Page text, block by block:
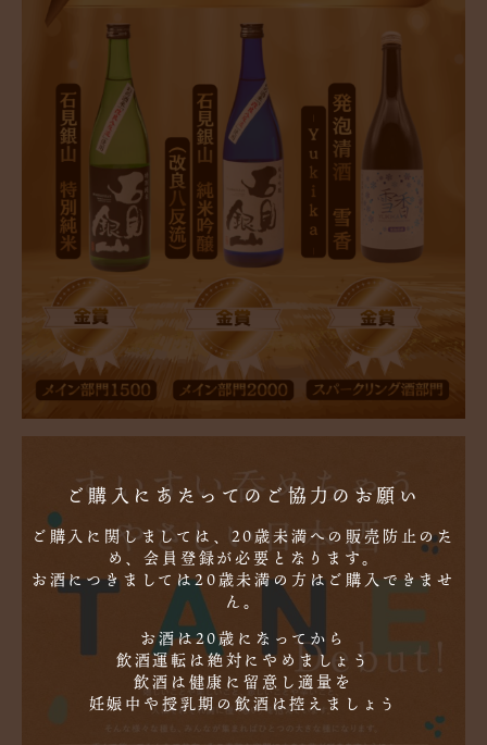
ご購入にあたってのご協力のお願い
ご購入に関しましては、20歳未満への販売防止のた
め、会員登録が必要となります。
お酒につきましては20歳未満の方はご購入できませ
ん。
お酒は20歳になってから
飲酒運転は絶対にやめましょう
飲酒は健康に留意し適量を
妊娠中や授乳期の飲酒は控えましょう